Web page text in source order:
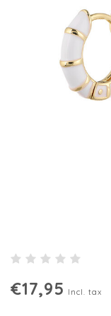
€17,95 Incl. tax